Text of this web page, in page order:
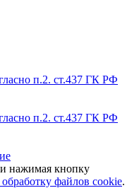
п.2. ст.437 ГК РФ
п.2. ст.437 ГК РФ
и нажимая кнопку
обработку файлов cookie.